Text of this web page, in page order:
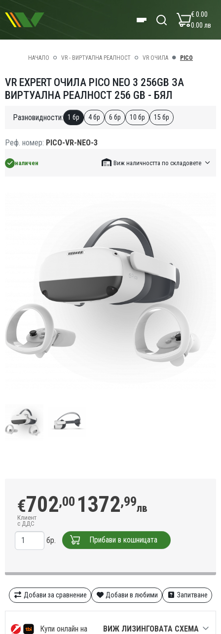
€ 0.00
0.00 лв
НАЧАЛО VR - ВИРТУАЛНА РЕАЛНОСТ VR ОЧИЛА PICO
VR EXPERT ОЧИЛА PICO NEO 3 256GB ЗА
ВИРТУАЛНА РЕАЛНОСТ 256 GB - БЯЛ
Разновидности: 1 бр 4 бр 6 бр 10 бр 15 бр
Реф. номер: PICO-VR-NEO-3
наличен Виж наличността по складовете
€702,00 1372,99лв
Клиент
с ДДС
бр. Прибави в кошницата
Добави за сравнение Добави в любими Запитване
Купи онлайн на
ВИЖ ЛИЗИНГОВАТА СХЕМА